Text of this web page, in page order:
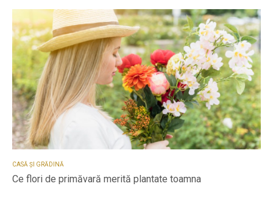
CASĂ ȘI GRĂDINĂ
Ce flori de primăvară merită plantate toamna